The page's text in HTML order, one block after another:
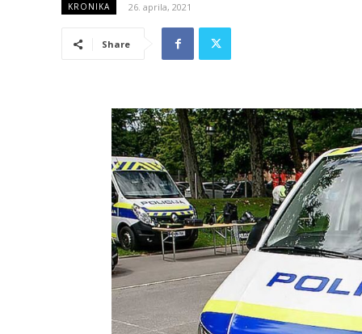
KRONIKA 26. aprila, 2021
Share